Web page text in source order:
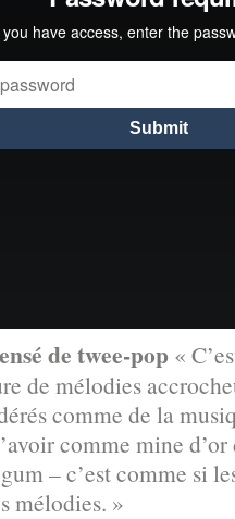
de twee-pop «
de mélodies
comme de la
comme mine
– c’est comme si
mélodies. »